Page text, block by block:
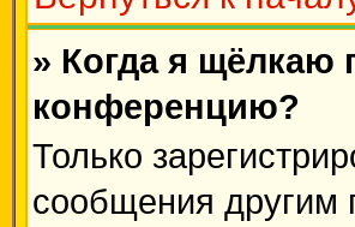
» Когда я щёлкаю
конференцию?
Только
сообщения другим